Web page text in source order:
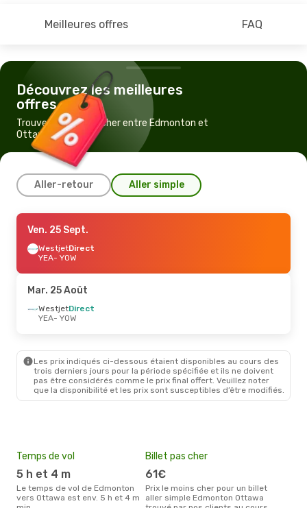
Meilleures offres FAQ
Découvrez les meilleures
offres
Trouvez un vol pas cher entre Edmonton et
Ottawa
Aller-retour Aller simple
Jeu. 10 Sept.
WestjetDirect
YEA- YOW
YOW- YEA
Ven. 25 Sept.
WestjetDirect
YEA- YOW
Mar. 25 Août
WestjetDirect
YEA- YOW
Les prix indiqués ci-dessous étaient disponibles au cours des
trois derniers jours pour la période spécifiée et ils ne doivent
pas être considérés comme le prix final offert. Veuillez noter
que la disponibilité et les prix sont susceptibles d’être modifiés.
Temps de vol
5 h et 4 m
Le temps de vol de Edmonton
vers Ottawa est env. 5 h et 4 m
Billet pas cher
61€
Prix le moins cher pour un billet
aller simple Edmonton Ottawa